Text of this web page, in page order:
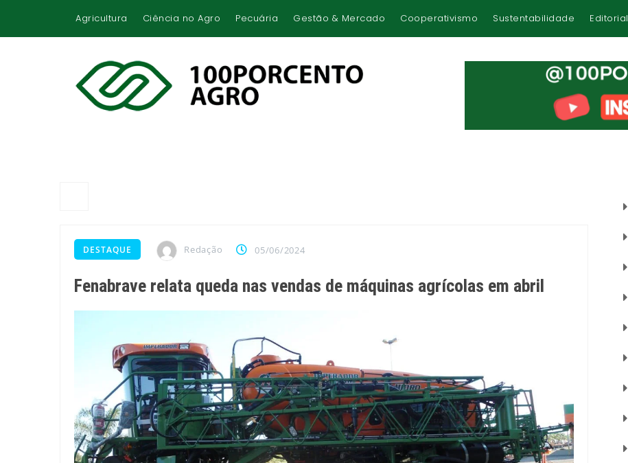
Agricultura Ciência no Agro Pecuária Gestão & Mercado Cooperativismo Sustentabilidade Editorial
DESTAQUE Redação 05/06/2024
Fenabrave relata queda nas vendas de máquinas agrícolas em abril